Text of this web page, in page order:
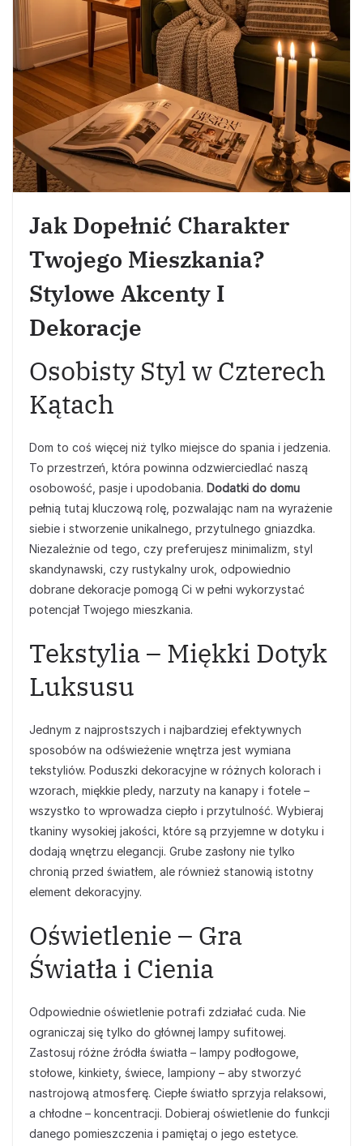
Jak Dopełnić Charakter
Twojego Mieszkania?
Stylowe Akcenty I
Dekoracje
Osobisty Styl w Czterech
Kątach
Dom to coś więcej niż tylko miejsce do spania i jedzenia.
To przestrzeń, która powinna odzwierciedlać naszą
osobowość, pasje i upodobania. Dodatki do domu
pełnią tutaj kluczową rolę, pozwalając nam na wyrażenie
siebie i stworzenie unikalnego, przytulnego gniazdka.
Niezależnie od tego, czy preferujesz minimalizm, styl
skandynawski, czy rustykalny urok, odpowiednio
dobrane dekoracje pomogą Ci w pełni wykorzystać
potencjał Twojego mieszkania.
Tekstylia – Miękki Dotyk
Luksusu
Jednym z najprostszych i najbardziej efektywnych
sposobów na odświeżenie wnętrza jest wymiana
tekstyliów. Poduszki dekoracyjne w różnych kolorach i
wzorach, miękkie pledy, narzuty na kanapy i fotele –
wszystko to wprowadza ciepło i przytulność. Wybieraj
tkaniny wysokiej jakości, które są przyjemne w dotyku i
dodają wnętrzu elegancji. Grube zasłony nie tylko
chronią przed światłem, ale również stanowią istotny
element dekoracyjny.
Oświetlenie – Gra
Światła i Cienia
Odpowiednie oświetlenie potrafi zdziałać cuda. Nie
ograniczaj się tylko do głównej lampy sufitowej.
Zastosuj różne źródła światła – lampy podłogowe,
stołowe, kinkiety, świece, lampiony – aby stworzyć
nastrojową atmosferę. Ciepłe światło sprzyja relaksowi,
a chłodne – koncentracji. Dobieraj oświetlenie do funkcji
danego pomieszczenia i pamiętaj o jego estetyce.